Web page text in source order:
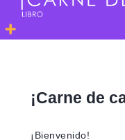
¡Carne de
¡Bienvenido!